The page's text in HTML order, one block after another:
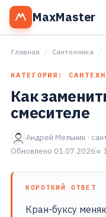
MaxMaster
Главная / Сантехника /
КАТЕГОРИЯ:
Как
смесителе
Андрей Мельник ·
Обновлено 01.07.2026≈
КОРОТКИЙ ОТВЕТ
Кран-буксу